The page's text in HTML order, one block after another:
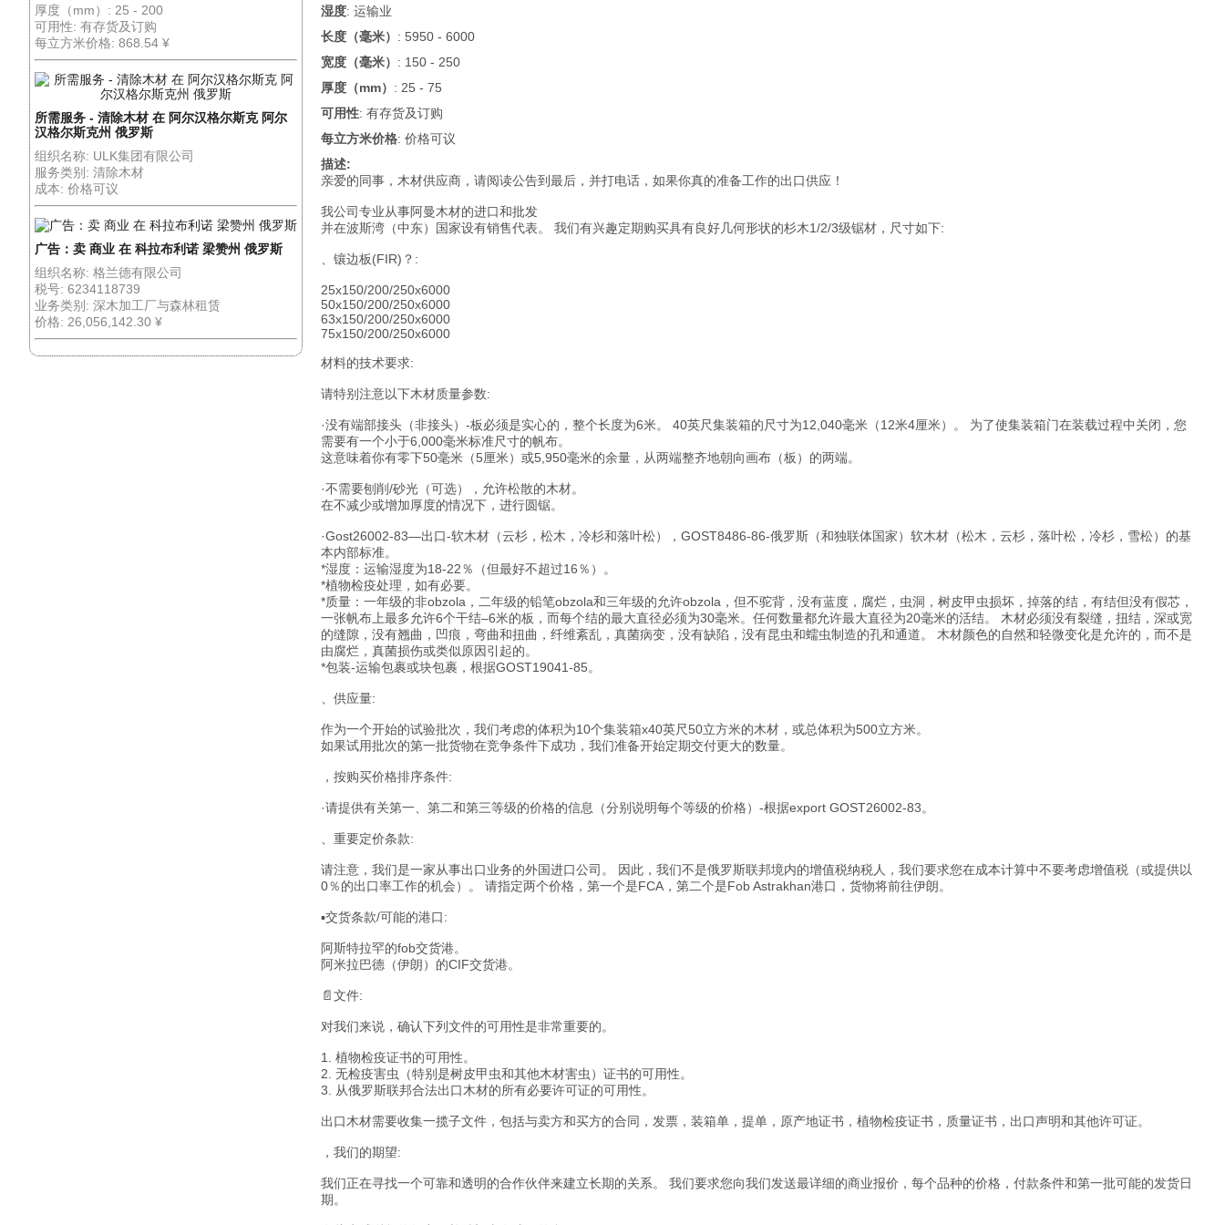
厚度（mm）: 25 - 200
可用性: 有存货及订购
每立方米价格: 868.54 ¥
所需服务 - 清除木材 在 阿尔汉格尔斯克 阿尔
汉格尔斯克州 俄罗斯
组织名称: ULK集团有限公司
服务类别: 清除木材
成本: 价格可议
广告：卖 商业 在 科拉布利诺 梁赞州 俄罗斯
组织名称: 格兰德有限公司
税号: 6234118739
业务类别: 深木加工厂与森林租赁
价格: 26,056,142.30 ¥
湿度: 运输业
长度（毫米） : 5950 - 6000
宽度（毫米） : 150 - 250
厚度（mm） : 25 - 75
可用性: 有存货及订购
每立方米价格: 价格可议
描述:
亲爱的同事，木材供应商，请阅读公告到最后，并打电话，如果你真的准备工作的出口供应！
我公司专业从事阿曼木材的进口和批发
并在波斯湾（中东）国家设有销售代表。 我们有兴趣定期购买具有良好几何形状的杉木1/2/3级锯材，尺寸如下:
、镶边板(FIR)？:
25x150/200/250x6000
50x150/200/250x6000
63x150/200/250x6000
75x150/200/250x6000
材料的技术要求:
请特别注意以下木材质量参数:
·没有端部接头（非接头）-板必须是实心的，整个长度为6米。 40英尺集装箱的尺寸为12,040毫米（12米4厘米）。 为了使集装箱门在装载过程中关闭，您
需要有一个小于6,000毫米标准尺寸的帆布。
这意味着你有零下50毫米（5厘米）或5,950毫米的余量，从两端整齐地朝向画布（板）的两端。
·不需要刨削/砂光（可选），允许松散的木材。
在不减少或增加厚度的情况下，进行圆锯。
·Gost26002-83—出口-软木材（云杉，松木，冷杉和落叶松），GOST8486-86-俄罗斯（和独联体国家）软木材（松木，云杉，落叶松，冷杉，雪松）的基
本内部标准。
*湿度：运输湿度为18-22％（但最好不超过16％）。
*植物检疫处理，如有必要。
*质量：一年级的非obzola，二年级的铅笔obzola和三年级的允许obzola，但不驼背，没有蓝度，腐烂，虫洞，树皮甲虫损坏，掉落的结，有结但没有假芯，
一张帆布上最多允许6个干结–6米的板，而每个结的最大直径必须为30毫米。任何数量都允许最大直径为20毫米的活结。 木材必须没有裂缝，扭结，深或宽
的缝隙，没有翘曲，凹痕，弯曲和扭曲，纤维紊乱，真菌病变，没有缺陷，没有昆虫和蠕虫制造的孔和通道。 木材颜色的自然和轻微变化是允许的，而不是
由腐烂，真菌损伤或类似原因引起的。
*包装-运输包裹或块包裹，根据GOST19041-85。
、供应量:
作为一个开始的试验批次，我们考虑的体积为10个集装箱x40英尺50立方米的木材，或总体积为500立方米。
如果试用批次的第一批货物在竞争条件下成功，我们准备开始定期交付更大的数量。
，按购买价格排序条件:
·请提供有关第一、第二和第三等级的价格的信息（分别说明每个等级的价格）-根据export GOST26002-83。
、重要定价条款:
请注意，我们是一家从事出口业务的外国进口公司。 因此，我们不是俄罗斯联邦境内的增值税纳税人，我们要求您在成本计算中不要考虑增值税（或提供以
0％的出口率工作的机会）。 请指定两个价格，第一个是FCA，第二个是Fob Astrakhan港口，货物将前往伊朗。
▪交货条款/可能的港口:
阿斯特拉罕的fob交货港。
阿米拉巴德（伊朗）的CIF交货港。
📄文件:
对我们来说，确认下列文件的可用性是非常重要的。
1. 植物检疫证书的可用性。
2. 无检疫害虫（特别是树皮甲虫和其他木材害虫）证书的可用性。
3. 从俄罗斯联邦合法出口木材的所有必要许可证的可用性。
出口木材需要收集一揽子文件，包括与卖方和买方的合同，发票，装箱单，提单，原产地证书，植物检疫证书，质量证书，出口声明和其他许可证。
，我们的期望:
我们正在寻找一个可靠和透明的合作伙伴来建立长期的关系。 我们要求您向我们发送最详细的商业报价，每个品种的价格，付款条件和第一批可能的发货日
期。